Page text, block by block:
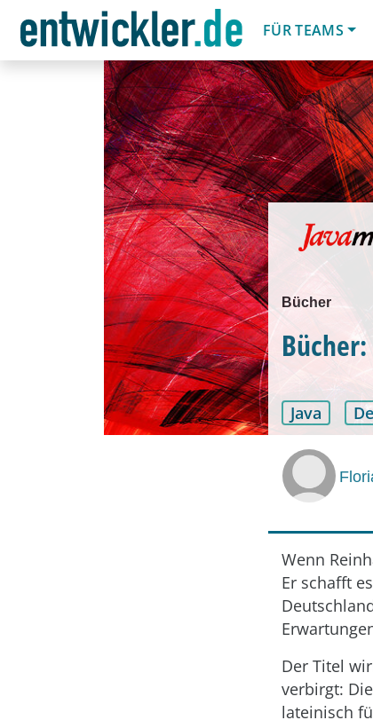
FÜR TEAMS
Bücher
Java
Wenn
Er schafft
Der Titel
verbirgt:
lateinisch